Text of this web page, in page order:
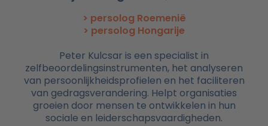
> persolog Roemenië
> persolog Hongarije
Peter Kulcsar is een specialist in
zelfbeoordelingsinstrumenten, het analyseren
van persoonlijkheidsprofielen en het faciliteren
van gedragsverandering. Helpt organisaties
groeien door mensen te ontwikkelen in hun
sociale en leiderschapsvaardigheden.